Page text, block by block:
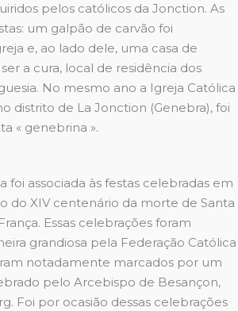
pelos católicos da Jonction. As
um galpão de carvão foi
e, ao lado dele, uma casa de
a cura, local de residência dos
No mesmo ano a Igreja Católica
distrito de La Jonction (Genebra), foi
« genebrina ».
foi associada às festas celebradas em
do XIV centenário da morte de Santa
Essas celebrações foram
grandiosa pela Federação Católica
notadamente marcados por um
pelo Arcebispo de Besançon,
Foi por ocasião dessas celebrações